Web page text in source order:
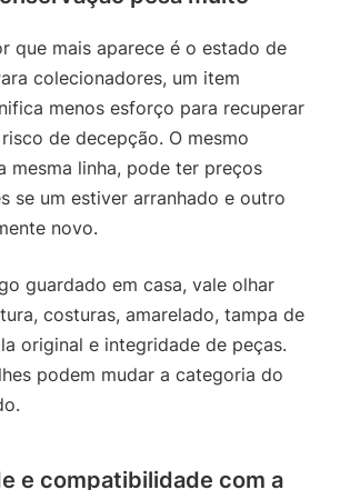
que mais aparece é o estado de
colecionadores, um item
menos esforço para recuperar
de decepção. O mesmo
mesma linha, pode ter preços
se um estiver arranhado e outro
novo.
guardado em casa, vale olhar
costuras, amarelado, tampa de
original e integridade de peças.
podem mudar a categoria do
e compatibilidade com a